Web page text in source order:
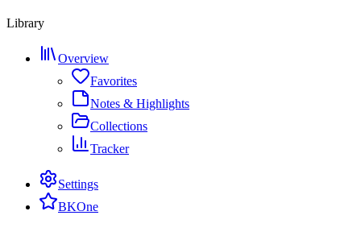
Library
Overview
Favorites
Notes & Highlights
Collections
Tracker
Settings
BKOne